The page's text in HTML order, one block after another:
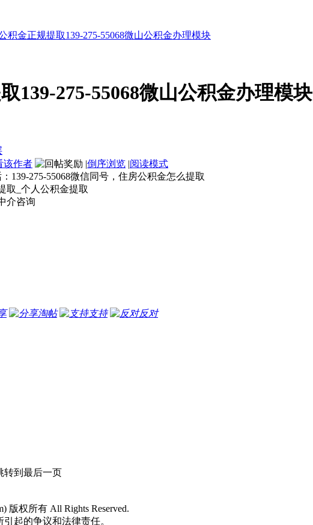
积金正规提取139-275-55068微山公积金办理模块
139-275-55068微山公积金办理模块
该作者 |倒序浏览 |阅读模式
139-275-55068微信同号，住房公积金怎么提取
取_个人公积金提取
介咨询
淘帖 支持
反对
转到最后一页
版权所有 All Rights Reserved.
起的争议和法律责任。